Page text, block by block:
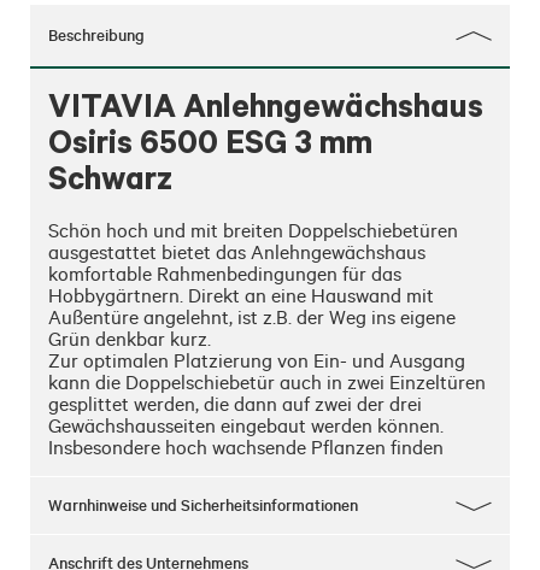
Beschreibung
VITAVIA Anlehngewächshaus
Osiris 6500 ESG 3 mm
Schwarz
Schön hoch und mit breiten Doppelschiebetüren
ausgestattet bietet das Anlehngewächshaus
komfortable Rahmenbedingungen für das
Hobbygärtnern. Direkt an eine Hauswand mit
Außentüre angelehnt, ist z.B. der Weg ins eigene
Grün denkbar kurz.
Zur optimalen Platzierung von Ein- und Ausgang
kann die Doppelschiebetür auch in zwei Einzeltüren
gesplittet werden, die dann auf zwei der drei
Gewächshausseiten eingebaut werden können.
Insbesondere hoch wachsende Pflanzen finden
in Kombination mit den Schiebetüren optimale Be-
Balkonhaus gibt es noch mehr
Warnhinweise und Sicherheitsinformationen
Anschrift des Unternehmens